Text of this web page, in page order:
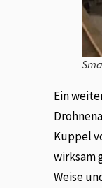
Ein
Kuppel
wirksam
Weise